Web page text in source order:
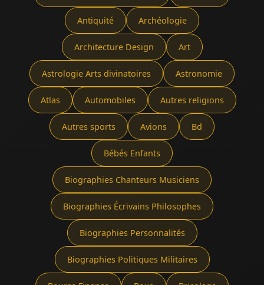
Antiquité Archéologie
Architecture Design Art
Astrologie Arts divinatoires Astronomie
Atlas Automobiles Autres religions
Autres sports Avions Bd
Bébés Enfants
Biographies Chanteurs Musiciens
Biographies Écrivains Philosophes
Biographies Personnalités
Biographies Politiques Militaires